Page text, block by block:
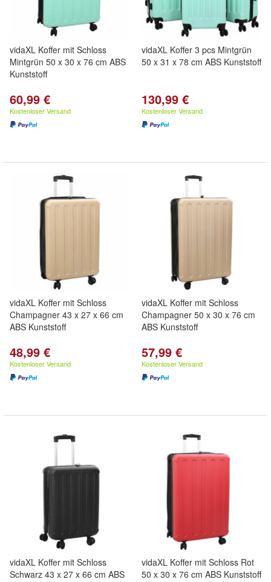
vidaXL Koffer mit Schloss
Mintgrün 50 x 30 x 76 cm ABS
Kunststoff
60,99 €
Kostenloser Versand
vidaXL Koffer 3 pcs Mintgrün
50 x 31 x 78 cm ABS Kunststoff
130,99 €
Kostenloser Versand
vidaXL Koffer mit Schloss
Champagner 43 x 27 x 66 cm
ABS Kunststoff
48,99 €
Kostenloser Versand
vidaXL Koffer mit Schloss
Champagner 50 x 30 x 76 cm
ABS Kunststoff
57,99 €
Kostenloser Versand
vidaXL Koffer mit Schloss
Schwarz 43 x 27 x 66 cm ABS
vidaXL Koffer mit Schloss Rot
50 x 30 x 76 cm ABS Kunststoff